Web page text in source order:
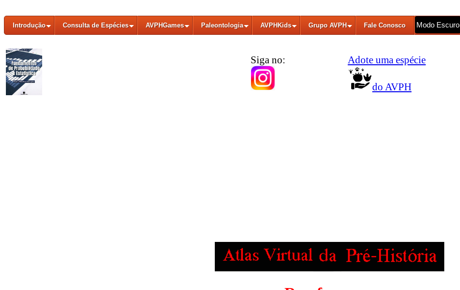
Introdução Consulta de Espécies AVPHGames Paleontologia AVPHKids Grupo AVPH Fale Conosco Modo Escuro
Siga no: Adote uma espécie
do AVPH